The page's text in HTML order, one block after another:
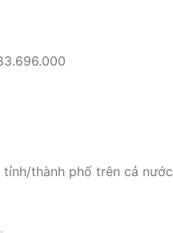
thành phố trên cả nước